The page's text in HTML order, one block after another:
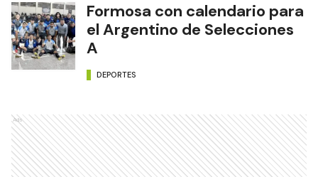
Formosa con calendario para
el Argentino de Selecciones
A
DEPORTES
Ads